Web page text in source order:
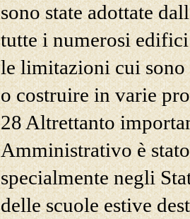
sono state adottate
tutte i numerosi
le limitazioni cui sono
o costruire in varie
28 Altrettanto
Amministrativo è
specialmente negli
delle scuole estive